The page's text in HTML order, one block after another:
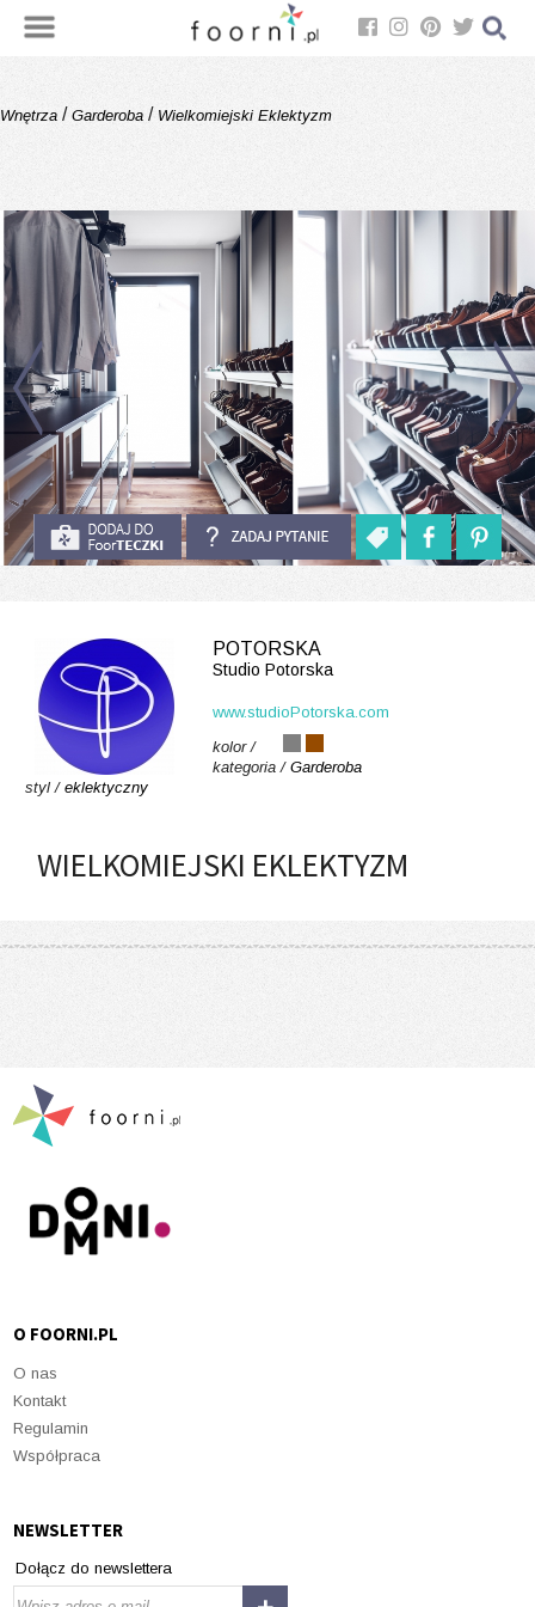
Wnętrza / Garderoba / Wielkomiejski Eklektyzm
POTORSKA
Studio Potorska
www.studioPotorska.com
kolor /
kategoria / Garderoba
styl / eklektyczny
WIELKOMIEJSKI EKLEKTYZM
O FOORNI.PL
O nas
Kontakt
Regulamin
Współpraca
NEWSLETTER
Dołącz do newslettera